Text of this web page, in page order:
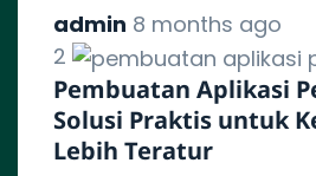
admin 8 months ago
2
Pembuatan Aplikasi
Solusi Praktis untuk
Lebih Teratur